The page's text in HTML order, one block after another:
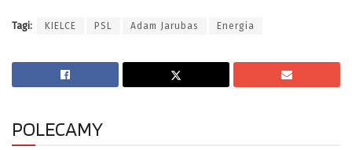
Tagi: KIELCE PSL Adam Jarubas Energia
POLECAMY